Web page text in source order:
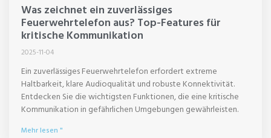
Was zeichnet ein zuverlässiges
Feuerwehrtelefon aus? Top-Features für
kritische Kommunikation
2025-11-04
Ein zuverlässiges Feuerwehrtelefon erfordert extreme
Haltbarkeit, klare Audioqualität und robuste Konnektivität.
Entdecken Sie die wichtigsten Funktionen, die eine kritische
Kommunikation in gefährlichen Umgebungen gewährleisten.
Mehr lesen "